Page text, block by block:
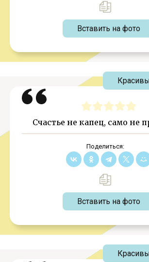
Вставить на фото
Счастье не капец, само не
Поделиться:
Вставить на фото